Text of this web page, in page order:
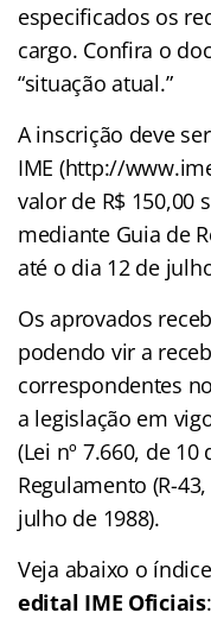
especificados os
cargo. Confira o
“situação atual.”
A inscrição deve
IME (http://
valor de R$ 150,00
mediante Guia de
até o dia 12 de
Os aprovados
podendo vir a
correspondentes
a legislação em
(Lei nº 7.660, de
Regulamento (R-
julho de 1988).
Veja abaixo o índice
edital IME Oficiais: